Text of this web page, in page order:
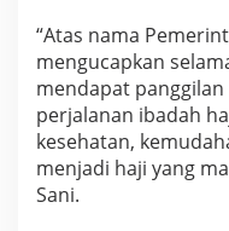
t
p
D
o
a
u
n
“Atas nama
mengucapkan
mendapat
perjalanan ibadah
kesehatan,
menjadi haji yang
Sani.